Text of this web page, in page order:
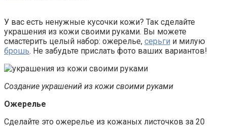
У вас есть ненужные кусочки кожи? Так сделайте
украшения из кожи своими руками. Вы можете
смастерить целый набор: ожерелье, серьги и милую
брошь. Не забудьте прислать фото ваших вариантов!
Создание украшений из кожи своими руками
Ожерелье
Сделайте это ожерелье из кожаных листочков за 20